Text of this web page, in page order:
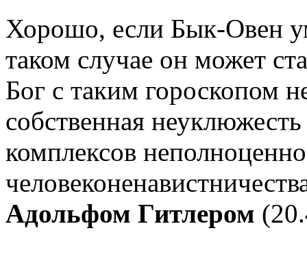
Хорошо, если Бык-Овен
таком случае он может
Бог с таким гороскопом
собственная
комплексов
Адольфом Гитлером